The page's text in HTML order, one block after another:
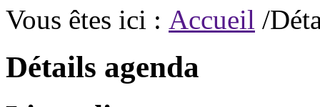
Vous êtes ici : Accueil /
Détails agenda